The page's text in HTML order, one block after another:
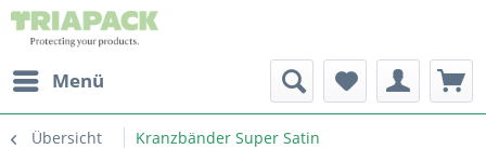
Menü
Übersicht Kranzbänder Super Satin